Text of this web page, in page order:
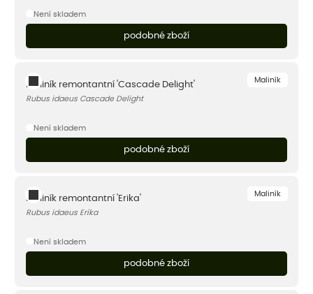
Není skladem
podobné zboží
Maliník
Maliník remontantní 'Cascade Delight'
Rubus idaeus Cascade Delight
Není skladem
podobné zboží
Maliník
Maliník remontantní 'Erika'
Rubus idaeus Erika
Není skladem
podobné zboží